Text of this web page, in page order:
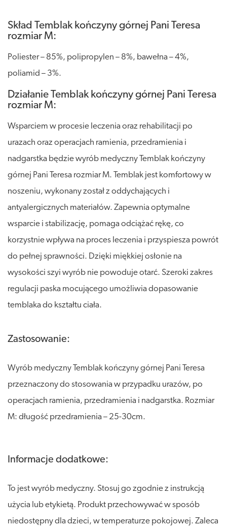
Skład Temblak kończyny górnej Pani Teresa
rozmiar M:
Poliester – 85%, polipropylen – 8%, bawełna – 4%,
poliamid – 3%.
Działanie Temblak kończyny górnej Pani Teresa
rozmiar M:
Wsparciem w procesie leczenia oraz rehabilitacji po
urazach oraz operacjach ramienia, przedramienia i
nadgarstka będzie wyrób medyczny Temblak kończyny
górnej Pani Teresa rozmiar M. Temblak jest komfortowy w
noszeniu, wykonany został z oddychających i
antyalergicznych materiałów. Zapewnia optymalne
wsparcie i stabilizację, pomaga odciążać rękę, co
korzystnie wpływa na proces leczenia i przyspiesza powrót
do pełnej sprawności. Dzięki miękkiej osłonie na
wysokości szyi wyrób nie powoduje otarć. Szeroki zakres
regulacji paska mocującego umożliwia dopasowanie
temblaka do kształtu ciała.
Zastosowanie:
Wyrób medyczny Temblak kończyny górnej Pani Teresa
przeznaczony do stosowania w przypadku urazów, po
operacjach ramienia, przedramienia i nadgarstka. Rozmiar
M: długość przedramienia – 25-30cm.
Informacje dodatkowe:
To jest wyrób medyczny. Stosuj go zgodnie z instrukcją
użycia lub etykietą. Produkt przechowywać w sposób
niedostępny dla dzieci, w temperaturze pokojowej. Zaleca